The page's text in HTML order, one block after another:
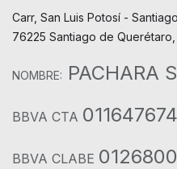
Carr, San Luis Potosí -
76225 Santiago de
NOMBRE: PACHARA
BBVA CTA
BBVA CLABE